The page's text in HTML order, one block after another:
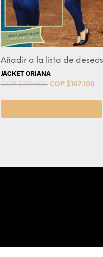
Añadir a la lista de deseos
JACKET ORIANA
COP $179.900 COP $107.100